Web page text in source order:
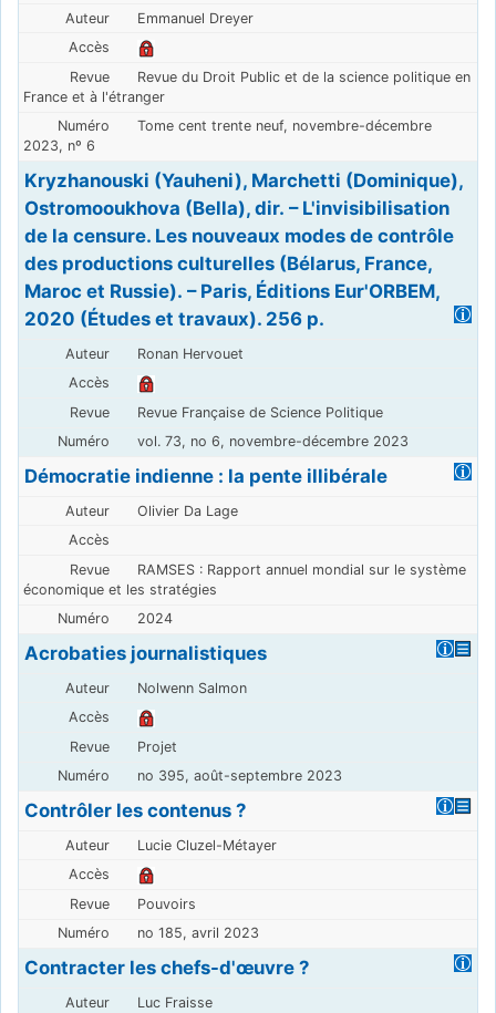
Emmanuel Dreyer
Revue du Droit Public et de la science politique en
France et à l'étranger
Tome cent trente neuf, novembre-décembre
2023, nº 6
Kryzhanouski (Yauheni), Marchetti (Dominique),
Ostromooukhova (Bella), dir. – L'invisibilisation
de la censure. Les nouveaux modes de contrôle
des productions culturelles (Bélarus, France,
Maroc et Russie). – Paris, Éditions Eur'ORBEM,
2020 (Études et travaux). 256 p.
Ronan Hervouet
Revue Française de Science Politique
vol. 73, no 6, novembre-décembre 2023
Démocratie indienne : la pente illibérale
Olivier Da Lage
RAMSES : Rapport annuel mondial sur le système
économique et les stratégies
2024
Acrobaties journalistiques
Nolwenn Salmon
Projet
no 395, août-septembre 2023
Contrôler les contenus ?
Lucie Cluzel-Métayer
Pouvoirs
no 185, avril 2023
Contracter les chefs-d'œuvre ?
Luc Fraisse